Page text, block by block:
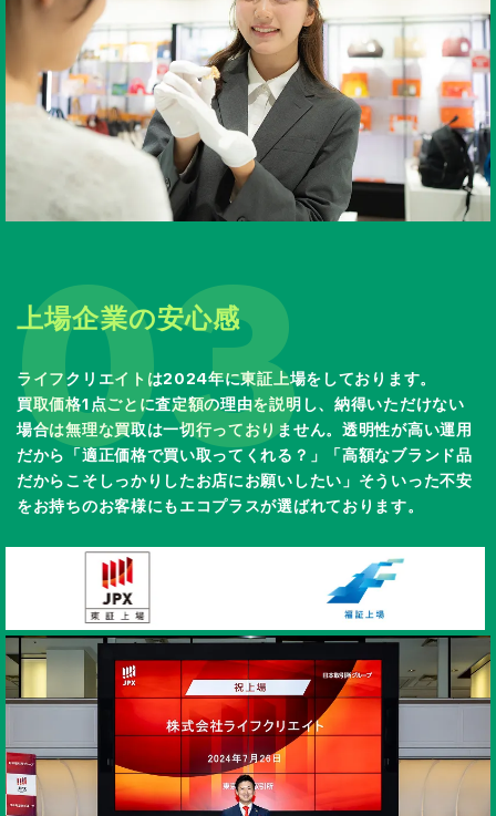
上場企業の安心感
ライフクリエイトは2024年に東証上場をしております。
買取価格1点ごとに査定額の理由を説明し、納得いただけない
場合は無理な買取は一切行っておりません。透明性が高い運用
だから「適正価格で買い取ってくれる？」「高額なブランド品
だからこそしっかりしたお店にお願いしたい」そういった不安
をお持ちのお客様にもエコプラスが選ばれております。
03